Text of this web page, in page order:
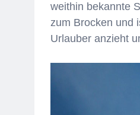
weithin bekannte
zum Brocken und
Urlauber anzieht